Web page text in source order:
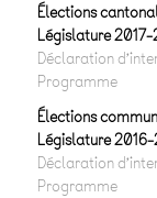
Élections
Législature
Déclaration
Programme
Élections
Législature 2016-
Déclaration
Programme